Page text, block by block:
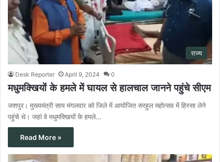
राज्य
Desk Reporter April 9, 2024 0
मधुमक्खियों के हमले में घायल से हालचाल जानने पहुंचे सीएम
जशपुर। मुख्यमंत्री साय मंगलवार को जिले में आयोजित सरहुल महोत्सव में हिस्सा लेने
पहुंचे थे। जहां वे मधुमक्खियों के हमले…
Read More »